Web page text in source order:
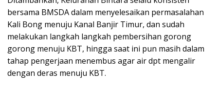
bersama BMSDA dalam menyelesaikan permasalahan
Kali Bong menuju Kanal Banjir Timur, dan sudah
melakukan langkah langkah pembersihan gorong
gorong menuju KBT, hingga saat ini pun masih dalam
tahap pengerjaan menembus agar air dpt mengalir
dengan deras menuju KBT.